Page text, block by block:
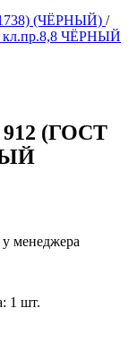
(ЧЁРНЫЙ) /
кл.пр.8,8 ЧЁРНЫЙ
(ГОСТ
у менеджера
1 шт.